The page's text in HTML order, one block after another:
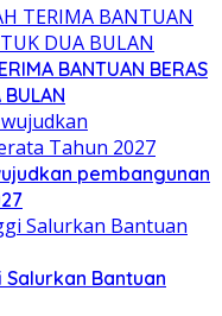
BANTUAN BERAS
BULAN
pembangunan
Bantuan